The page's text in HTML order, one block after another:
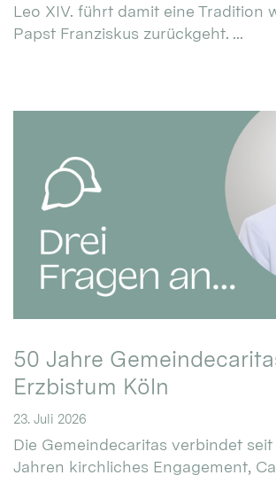
Leo XIV. führt damit eine Tradition
Papst Franziskus zurückgeht. ...
50 Jahre
Erzbistum Köln
23. Juli 2026
Die Gemeindecaritas verbindet
Jahren kirchliches Engagement,